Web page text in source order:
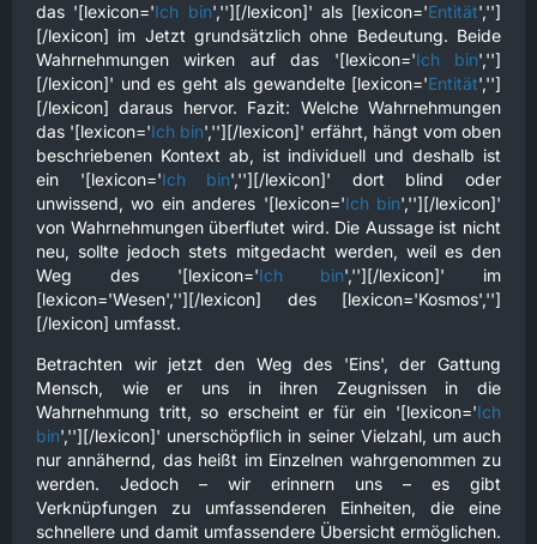
das '[lexicon='Ich bin',''][/lexicon]' als [lexicon='Entität','']
[/lexicon] im Jetzt grundsätzlich ohne Bedeutung. Beide
Wahrnehmungen wirken auf das '[lexicon='Ich bin','']
[/lexicon]' und es geht als gewandelte [lexicon='Entität','']
[/lexicon] daraus hervor. Fazit: Welche Wahrnehmungen
das '[lexicon='Ich bin',''][/lexicon]' erfährt, hängt vom oben
beschriebenen Kontext ab, ist individuell und deshalb ist
ein '[lexicon='Ich bin',''][/lexicon]' dort blind oder
unwissend, wo ein anderes '[lexicon='Ich bin',''][/lexicon]'
von Wahrnehmungen überflutet wird. Die Aussage ist nicht
neu, sollte jedoch stets mitgedacht werden, weil es den
Weg des '[lexicon='Ich bin',''][/lexicon]' im
[lexicon='Wesen',''][/lexicon] des [lexicon='Kosmos','']
[/lexicon] umfasst.
Betrachten wir jetzt den Weg des 'Eins', der Gattung
Mensch, wie er uns in ihren Zeugnissen in die
Wahrnehmung tritt, so erscheint er für ein '[lexicon='Ich
bin',''][/lexicon]' unerschöpflich in seiner Vielzahl, um auch
nur annähernd, das heißt im Einzelnen wahrgenommen zu
werden. Jedoch – wir erinnern uns – es gibt
Verknüpfungen zu umfassenderen Einheiten, die eine
schnellere und damit umfassendere Übersicht ermöglichen.